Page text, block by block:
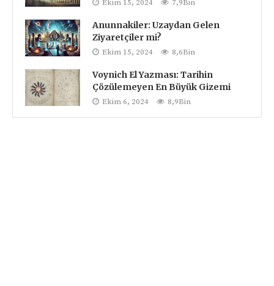
Ekim 15, 2024 7,9Bin
Anunnakiler: Uzaydan Gelen
Ziyaretçiler mi?
Ekim 15, 2024 8,6Bin
Voynich El Yazması: Tarihin
Çözülemeyen En Büyük Gizemi
Ekim 6, 2024 8,9Bin